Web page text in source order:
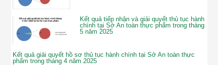
Kết quả tiếp nhận và giải quyết thủ tục hành
chính tại Sở An toàn thực phẩm trong tháng
5 năm 2025
Kết quả giải quyết hồ sơ thủ tục hành chính tại Sở An toàn thực
phẩm trong tháng 4 năm 2025